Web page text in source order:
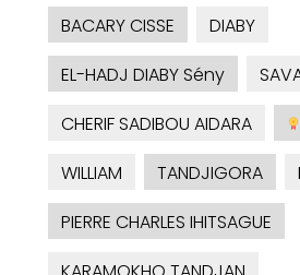
BACARY CISSE
DIABY
EL-HADJ DIABY Sény
CHERIF SADIBOU AIDARA
WILLIAM
TANDJIGORA
PIERRE CHARLES IHITSAGUE